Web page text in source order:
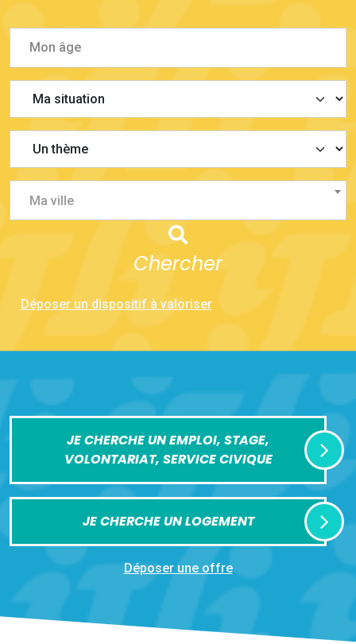
Ma ville
Chercher
Déposer un dispositif à valoriser
JE CHERCHE UN EMPLOI, STAGE,
VOLONTARIAT, SERVICE CIVIQUE
JE CHERCHE UN LOGEMENT
Déposer une offre